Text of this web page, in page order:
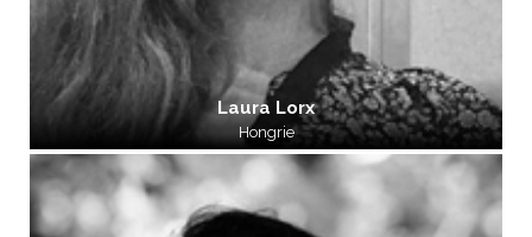
Laura Lorx
Hongrie